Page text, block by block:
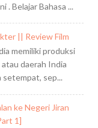
. Belajar Bahasa ...
|| Review Film
memiliki produksi
daerah India
setempat, sep...
ke Negeri Jiran
1]